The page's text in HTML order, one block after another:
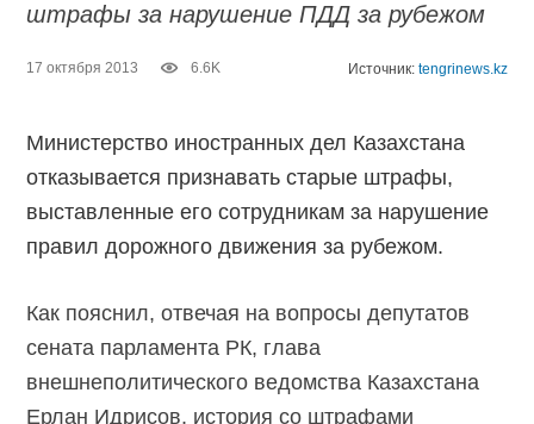
штрафы за нарушение ПДД за рубежом
17 октября 2013 6.6K Источник: tengrinews.kz
Министерство иностранных дел Казахстана
отказывается признавать старые штрафы,
выставленные его сотрудникам за нарушение
правил дорожного движения за рубежом.
Как пояснил, отвечая на вопросы депутатов
сената парламента РК, глава
внешнеполитического ведомства Казахстана
Ерлан Идрисов, история со штрафами